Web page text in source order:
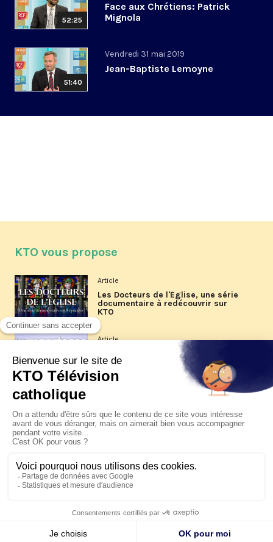
52:25
Face aux Chrétiens: Patrick
Mignola
51:40
Vendredi 31 mai 2019
Jean-Baptiste Lemoyne
KTO vous propose
Article
Les Docteurs de l'Église, une série
documentaire à redécouvrir sur
KTO
Article
Les reportages d'été 2026 de KTO
La visite pastorale du pape Léon
XIV à Assise à suivre sur KTO le
jeudi 6 août
Le pape en Uruguay, Argentine et
Pérou du 6 au 17 novembre 2026
© KTO 2026 — Mentions légales